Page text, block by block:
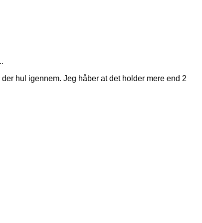
hul igennem. Jeg håber at det holder mere end 2